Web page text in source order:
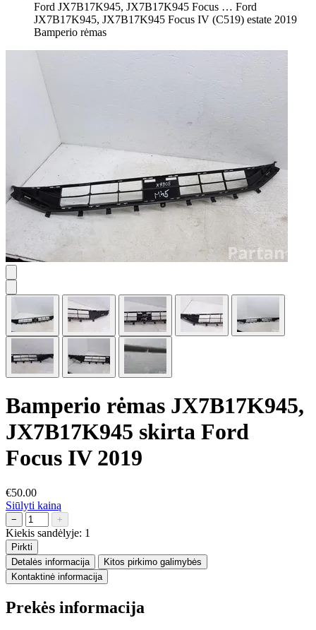
Ford JX7B17K945, JX7B17K945 Focus … Ford
JX7B17K945, JX7B17K945 Focus IV (C519) estate 2019
Bamperio rėmas
Bamperio rėmas JX7B17K945,
JX7B17K945 skirta Ford
Focus IV 2019
€50.00
Siūlyti kainą
− +
Kiekis sandėlyje: 1
Pirkti
Detalės informacija
Kitos pirkimo galimybės
Kontaktinė informacija
Prekės informacija